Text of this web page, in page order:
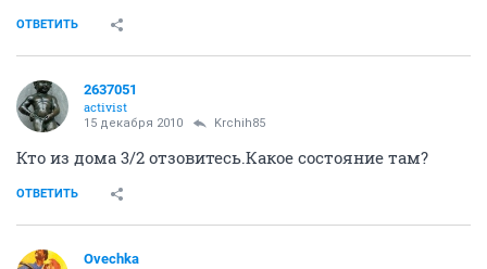
ОТВЕТИТЬ
2637051
activist
15 декабря 2010 Krchih85
Кто из дома 3/2 отзовитесь.Какое состояние там?
ОТВЕТИТЬ
Ovechka